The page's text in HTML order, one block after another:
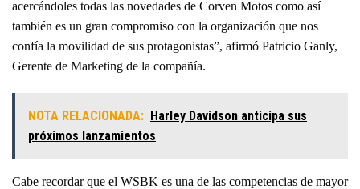
acercándoles todas las novedades de Corven Motos como así
también es un gran compromiso con la organización que nos
confía la movilidad de sus protagonistas”, afirmó Patricio Ganly,
Gerente de Marketing de la compañía.
NOTA RELACIONADA: Harley Davidson anticipa sus
próximos lanzamientos
Cabe recordar que el WSBK es una de las competencias de mayor